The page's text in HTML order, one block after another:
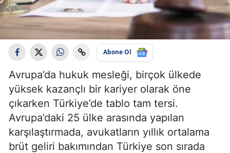
Abone Ol
Avrupa’da hukuk mesleği, birçok ülkede
yüksek kazançlı bir kariyer olarak öne
çıkarken Türkiye’de tablo tam tersi.
Avrupa’daki 25 ülke arasında yapılan
karşılaştırmada, avukatların yıllık ortalama
brüt geliri bakımından Türkiye son sırada